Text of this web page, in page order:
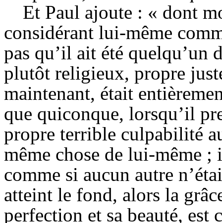
Et Paul ajoute : « dont
considérant lui-même
pas qu’il ait été quelqu’un
plutôt religieux, propre
maintenant, était
que quiconque, lorsqu’il
propre terrible culpabilité
même chose de lui-même
comme si aucun autre
atteint le fond, alors la
perfection et sa beauté, est